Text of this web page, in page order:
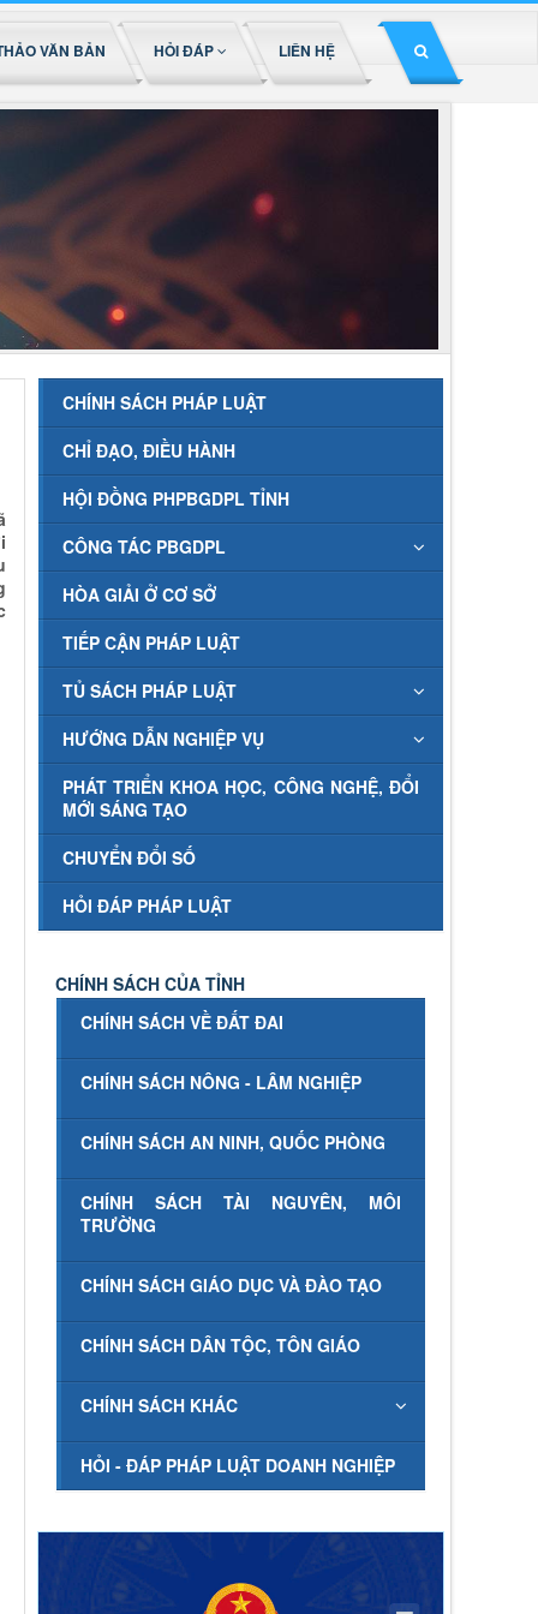
VĂN BẢN HỎI ĐÁP LIÊN HỆ
CHÍNH SÁCH PHÁP LUẬT
CHỈ ĐẠO, ĐIỀU HÀNH
HỘI ĐỒNG PHPBGDPL TỈNH
CÔNG TÁC PBGDPL
HÒA GIẢI Ở CƠ SỞ
TIẾP CẬN PHÁP LUẬT
TỦ SÁCH PHÁP LUẬT
HƯỚNG DẪN NGHIỆP VỤ
PHÁT TRIỂN KHOA HỌC, CÔNG NGHỆ, ĐỔI
MỚI SÁNG TẠO
CHUYỂN ĐỔI SỐ
HỎI ĐÁP PHÁP LUẬT
CHÍNH SÁCH CỦA TỈNH
CHÍNH SÁCH VỀ ĐẤT ĐAI
CHÍNH SÁCH NÔNG - LÂM NGHIỆP
CHÍNH SÁCH AN NINH, QUỐC PHÒNG
CHÍNH SÁCH TÀI NGUYÊN, MÔI
TRƯỜNG
CHÍNH SÁCH GIÁO DỤC VÀ ĐÀO TẠO
CHÍNH SÁCH DÂN TỘC, TÔN GIÁO
CHÍNH SÁCH KHÁC
HỎI - ĐÁP PHÁP LUẬT DOANH NGHIỆP